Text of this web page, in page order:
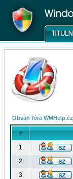
Obsah fóra WMHelp.cz
#
1
2
3